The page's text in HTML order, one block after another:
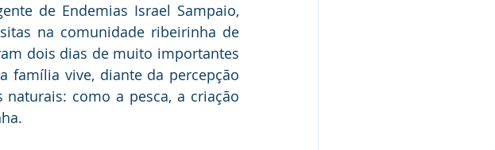
de Endemias Israel Sampaio,
na comunidade ribeirinha de
dois dias de muito importantes
família vive, diante da percepção
como a pesca, a criação